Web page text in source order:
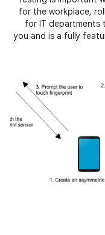
for the workplace,
for IT departments
you and is a fully